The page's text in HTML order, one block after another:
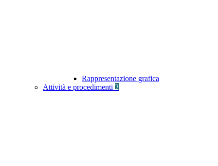
Rappresentazione grafica
Attività e procedimenti 2